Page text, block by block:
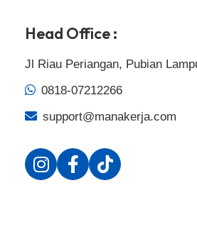
Head Office :
Jl Riau Periangan, Pubian
0818-07212266
support@manakerja.com